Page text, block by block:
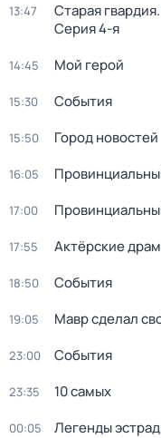
13:47 Старая
Серия 4-я
14:45 Мой герой
15:30 События
15:50 Город новостей
16:05
17:00
17:55 Актёрские
18:50 События
19:05 Мавр сделал
23:00 События
23:35 10 самых
00:05 Легенды